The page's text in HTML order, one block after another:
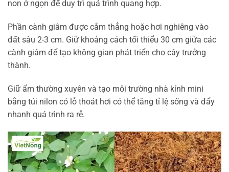
non ở ngọn để duy trì quá trình quang hợp.
Phần cành giâm được cắm thẳng hoặc hơi nghiêng vào
đất sâu 2-3 cm. Giữ khoảng cách tối thiểu 30 cm giữa các
cành giâm để tạo không gian phát triển cho cây trưởng
thành.
Giữ ẩm thường xuyên và tạo môi trường nhà kính mini
bằng túi nilon có lỗ thoát hơi có thể tăng tỉ lệ sống và đẩy
nhanh quá trình ra rễ.